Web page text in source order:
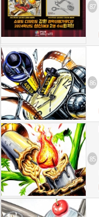
87
86
85